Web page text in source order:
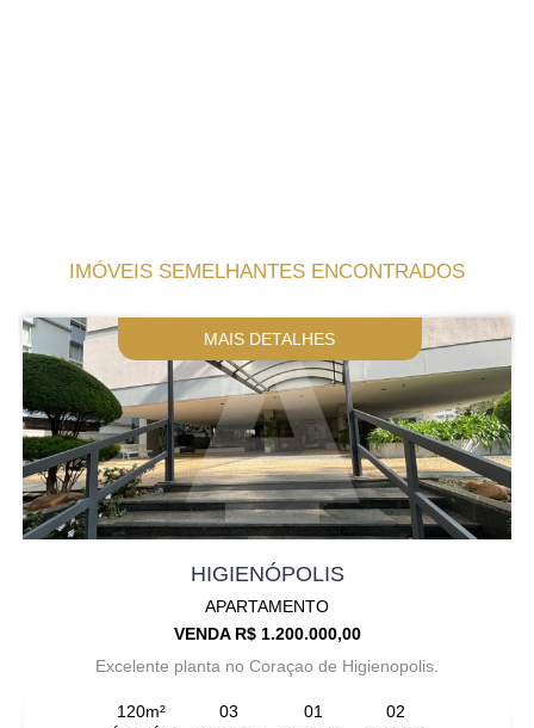
IMÓVEIS SEMELHANTES ENCONTRADOS
MAIS DETALHES
HIGIENÓPOLIS
APARTAMENTO
VENDA R$ 1.200.000,00
Excelente planta no Coraçao de Higienopolis.
120m²
03
01
02